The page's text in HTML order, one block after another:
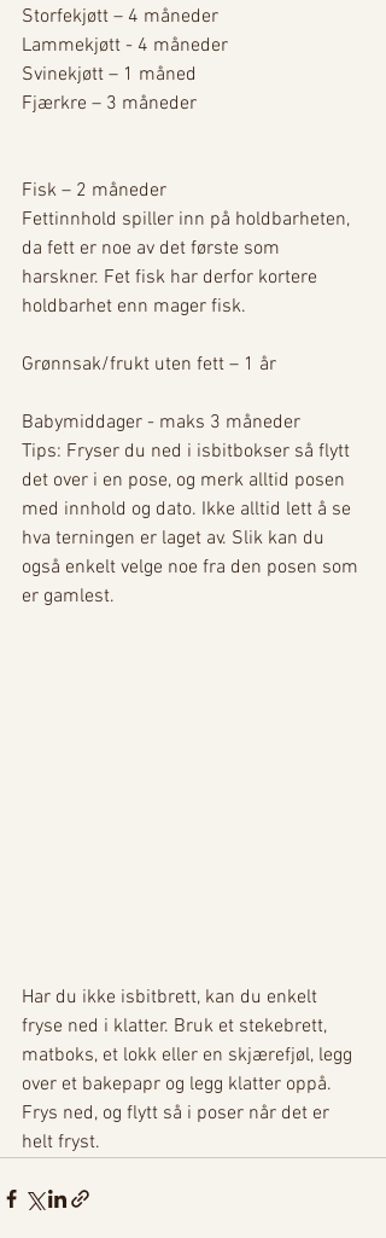
Storfekjøtt – 4 måneder
Lammekjøtt - 4 måneder
Svinekjøtt – 1 måned
Fjærkre – 3 måneder
Fisk – 2 måneder
Fettinnhold spiller inn på holdbarheten,
da fett er noe av det første som
harskner. Fet fisk har derfor kortere
holdbarhet enn mager fisk.
Grønnsak/frukt uten fett – 1 år
Babymiddager - maks 3 måneder
Tips: Fryser du ned i isbitbokser så flytt
det over i en pose, og merk alltid posen
med innhold og dato. Ikke alltid lett å se
hva terningen er laget av. Slik kan du
også enkelt velge noe fra den posen som
er gamlest.
Har du ikke isbitbrett, kan du enkelt
fryse ned i klatter. Bruk et stekebrett,
matboks, et lokk eller en skjærefjøl, legg
over et bakepapr og legg klatter oppå.
Frys ned, og flytt så i poser når det er
helt fryst.